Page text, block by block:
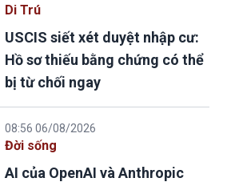
Di Trú
USCIS siết xét duyệt nhập cư:
Hồ sơ thiếu bằng chứng có thể
bị từ chối ngay
08:56 06/08/2026
Đời sống
AI của OpenAI và Anthropic